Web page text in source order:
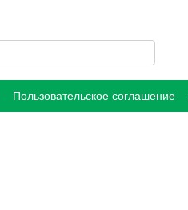
Пользовательское соглашение